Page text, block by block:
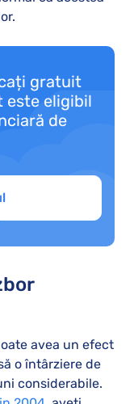
gratuit
este eligibil
de
avea un efect
o întârziere de
considerabile.